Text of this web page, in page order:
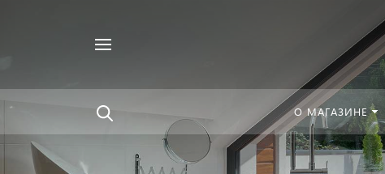
О МАГАЗИНЕ